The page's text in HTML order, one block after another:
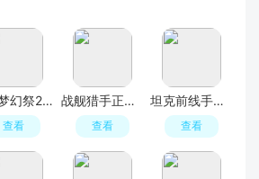
偶像梦幻祭2安卓官服
查看
战舰猎手正版手游
查看
坦克前线手游最新版本
查看